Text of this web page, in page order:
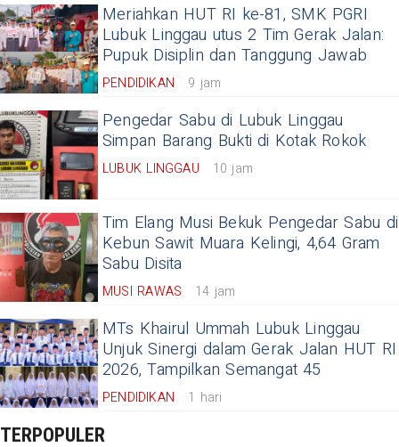
Meriahkan HUT RI ke-81, SMK PGRI
Lubuk Linggau utus 2 Tim Gerak Jalan:
Pupuk Disiplin dan Tanggung Jawab
PENDIDIKAN 9 jam
Pengedar Sabu di Lubuk Linggau
Simpan Barang Bukti di Kotak Rokok
LUBUK LINGGAU 10 jam
Tim Elang Musi Bekuk Pengedar Sabu di
Kebun Sawit Muara Kelingi, 4,64 Gram
Sabu Disita
MUSI RAWAS 14 jam
MTs Khairul Ummah Lubuk Linggau
Unjuk Sinergi dalam Gerak Jalan HUT RI
2026, Tampilkan Semangat 45
PENDIDIKAN 1 hari
TERPOPULER